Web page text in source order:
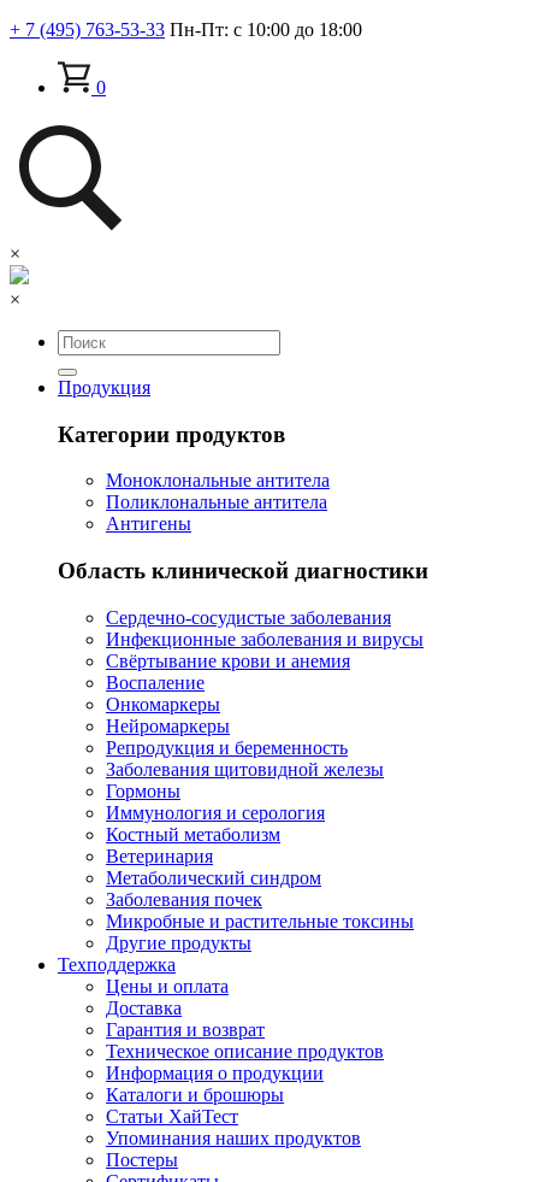
+ 7 (495) 763-53-33 Пн-Пт: с 10:00 до 18:00
0
×
×
Продукция
Категории продуктов
Моноклональные антитела
Поликлональные антитела
Антигены
Область клинической диагностики
Сердечно-сосудистые заболевания
Инфекционные заболевания и вирусы
Свёртывание крови и анемия
Воспаление
Онкомаркеры
Нейромаркеры
Репродукция и беременность
Заболевания щитовидной железы
Гормоны
Иммунология и серология
Костный метаболизм
Ветеринария
Метаболический синдром
Заболевания почек
Микробные и растительные токсины
Другие продукты
Техподдержка
Цены и оплата
Доставка
Гарантия и возврат
Техническое описание продуктов
Информация о продукции
Каталоги и брошюры
Статьи ХайТест
Упоминания наших продуктов
Постеры